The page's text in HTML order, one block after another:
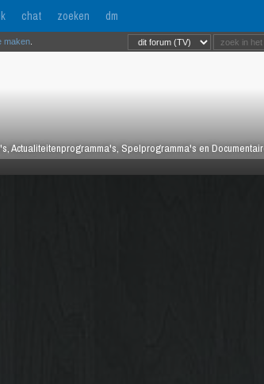
chat zoeken dm
Actualiteitenprogramma's, Spelprogramma's en
maken